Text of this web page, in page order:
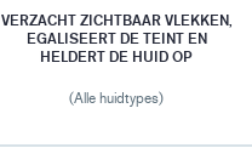
VERZACHT ZICHTBAAR VLEKKEN,
EGALISEERT DE TEINT EN
HELDERT DE HUID OP
(Alle huidtypes)